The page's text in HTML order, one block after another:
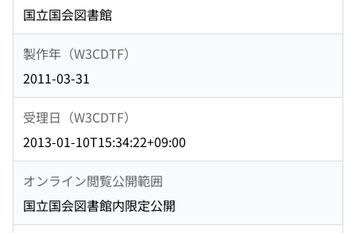
国立国会図書館
製作年（W3CDTF）
2011-03-31
受理日（W3CDTF）
2013-01-10T15:34:22+09:00
オンライン閲覧公開範囲
国立国会図書館内限定公開